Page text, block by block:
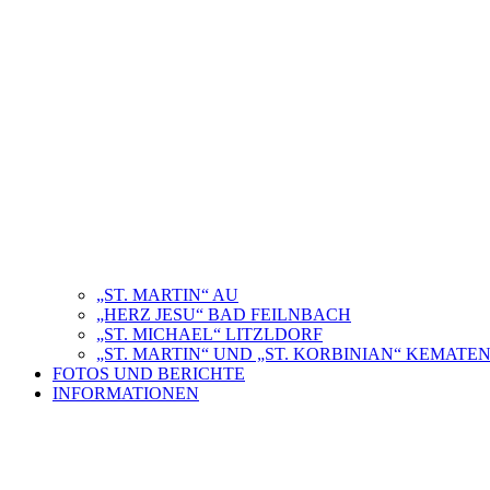
„ST. MARTIN“ AU
„HERZ JESU“ BAD FEILNBACH
„ST. MICHAEL“ LITZLDORF
„ST. MARTIN“ UND „ST. KORBINIAN“
FOTOS UND BERICHTE
INFORMATIONEN